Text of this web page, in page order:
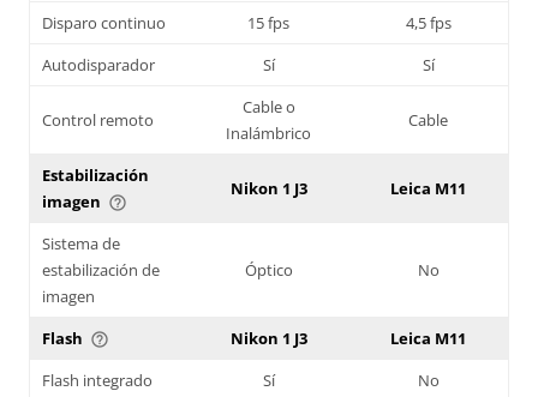
Disparo continuo 15 fps
4,5 fps
Autodisparador
Sí Sí
Control remoto
Cable o
Inalámbrico
Cable
Estabilización
imagen help_outline
Nikon 1 J3 Leica M11
Sistema de
estabilización de
imagen
Óptico No
Flash help_outline Nikon 1 J3
Leica M11
Flash integrado
Sí
No